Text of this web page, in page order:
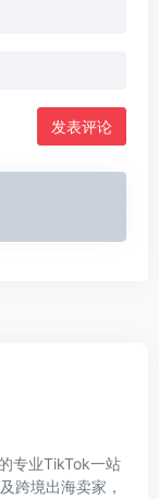
发表评论
专业TikTok一站
跨境出海卖家，